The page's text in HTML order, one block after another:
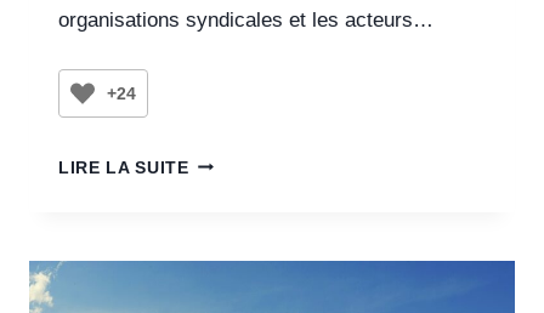
organisations syndicales et les acteurs…
+24
LIRE LA SUITE